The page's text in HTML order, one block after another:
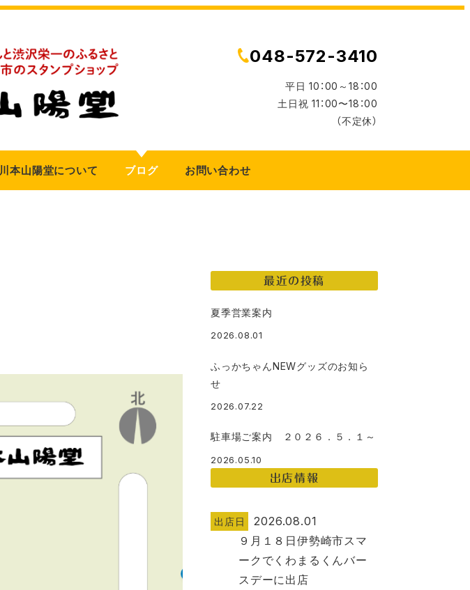
048-572-3410
平日 10：00～18：00
土日祝 11：00〜18：00
（不定休）
川本山陽堂について ブログ お問い合わせ
最近の投稿
夏季営業案内
2026.08.01
ふっかちゃんNEWグッズのお知ら
せ
2026.07.22
駐車場ご案内 ２０２６．５．１～
2026.05.10
出店情報
出店日
2026.08.01
９月１８日伊勢崎市スマ
ークでくわまるくんバー
スデーに出店